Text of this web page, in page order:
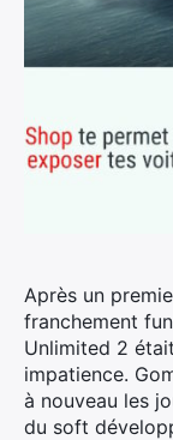
Après un
franchement
Unlimited 2
impatience.
à nouveau les
du soft